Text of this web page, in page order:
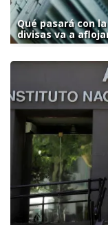
Qué pasará con
divisas va a